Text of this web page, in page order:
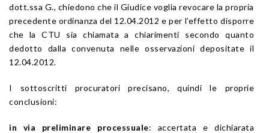
dott.ssa G., chiedono che il Giudice voglia revocare la propria
precedente ordinanza del 12.04.2012 e per l’effetto disporre
che la CTU sia chiamata a chiarimenti secondo quanto
dedotto dalla convenuta nelle osservazioni depositate il
12.04.2012.
I sottoscritti procuratori precisano, quindi le proprie
conclusioni:
in via preliminare processuale: accertata e dichiarata